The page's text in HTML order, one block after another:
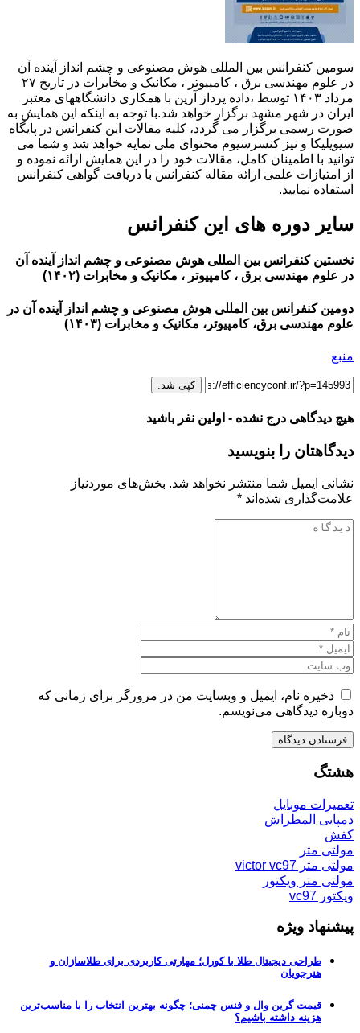
سومین کنفرانس بین المللی هوش مصنوعی و چشم انداز آینده آن
در علوم مهندسی برق ، کامپیوتر ، مکانیک و مخابرات در تاریخ ۲۷
مرداد ۱۴۰۳ توسط ،داده پرداز آرین با همکاری دانشگاههای معتبر
ایران در شهر مشهد برگزار خواهد شد.با توجه به اینکه این همایش به
صورت رسمی برگزار می گردد، کلیه مقالات این کنفرانس در پایگاه
سیویلیکا و نیز کنسرسیوم محتوای ملی نمایه خواهد شد و شما می
توانید با اطمینان کامل، مقالات خود را در این همایش ارائه نموده و
از امتیازات علمی ارائه مقاله کنفرانس با دریافت گواهی کنفرانس
استفاده نمایید.
سایر دوره های این کنفرانس
نخستین کنفرانس بین المللی هوش مصنوعی و چشم انداز آینده آن
در علوم مهندسی برق ، کامپیوتر ، مکانیک و مخابرات (۱۴۰۲)
دومین کنفرانس بین المللی هوش مصنوعی و چشم انداز آینده آن در
علوم مهندسی برق، کامپیوتر، مکانیک و مخابرات (۱۴۰۳)
منبع
کپی شد.
هیچ دیدگاهی درج نشده - اولین نفر باشید
دیدگاهتان را بنویسید
نشانی ایمیل شما منتشر نخواهد شد. بخش‌های موردنیاز
علامت‌گذاری شده‌اند *
ذخیره نام، ایمیل و وبسایت من در مرورگر برای زمانی که
دوباره دیدگاهی می‌نویسم.
هشتگ
تعمیرات موبایل
دمپایی المطراش
کفش
مولتی متر
مولتی متر victor vc97
مولتی متر ویکتور
ویکتور vc97
پیشنهاد ویژه
طراحی دیجیتال طلا با کورل؛ مهارتی کاربردی برای طلاسازان و
هنرجویان
قیمت گرین وال و فنس چمنی؛ چگونه بهترین انتخاب را با مناسب‌ترین
هزینه داشته باشیم؟